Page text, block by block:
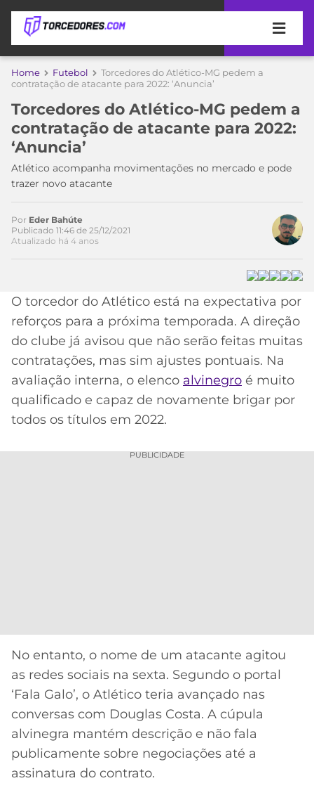
APOSTAS
DE
APOSTA
MELHORES
SITES
DE
APOSTAS
2026
BETBOOM
CÓDIGO
DE
INDICAÇÃO
BET365
CÓDIGO
CASSINOS
2026
COPA
DO
MUNDO
TIMES
MEU
TIME
PALMEIRAS
CORINTHIANS
SÃO
PAULO
GRÊMIO
ATLÉTICO
MG
CRUZEIRO
CAMPEONATOS
SÉRIE
LIBERTADORES
COPA
DO
BRASIL
LALIGA
ESPORTIVA
MERCADO
DA
BOLA
PALPITES
Home Futebol
Torcedores do Atlético-MG pedem a
contratação de atacante para 2022: ‘Anuncia’
Torcedores do Atlético-MG pedem a
contratação de atacante para 2022:
‘Anuncia’
Atlético acompanha movimentações no mercado e pode
trazer novo atacante
Acesse o perfil do autor
no Twitter
Por Eder Bahúte
Publicado 11:46 de 25/12/2021
Atualizado há 4 anos
O torcedor do Atlético está na expectativa por
reforços para a próxima temporada. A direção
do clube já avisou que não serão feitas muitas
contratações, mas sim ajustes pontuais. Na
avaliação interna, o elenco alvinegro é muito
qualificado e capaz de novamente brigar por
todos os títulos em 2022.
PUBLICIDADE
No entanto, o nome de um atacante agitou
as redes sociais na sexta. Segundo o portal
‘Fala Galo’, o Atlético teria avançado nas
conversas com Douglas Costa. A cúpula
alvinegra mantém descrição e não fala
publicamente sobre negociações até a
assinatura do contrato.